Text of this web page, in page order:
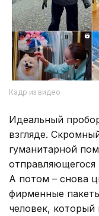
Кадр из видео
Идеальный
взгляде.
гуманитарной
отправляющегося
А потом – снова
фирменные
человек, который